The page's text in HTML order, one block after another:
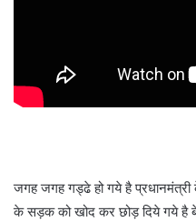
जगह जगह गड्ढे हो गये है प्रधानमंत्री
के सड़क को खोद कर छोड़ दिये गये है